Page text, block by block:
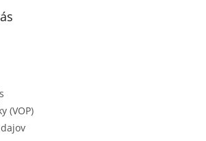
(VOP)